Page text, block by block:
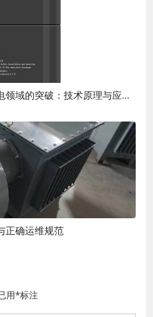
恒高频（调幅型）高压电源在湿电领域的突破：技术原理与应用优势
正确运维规范
用*标注